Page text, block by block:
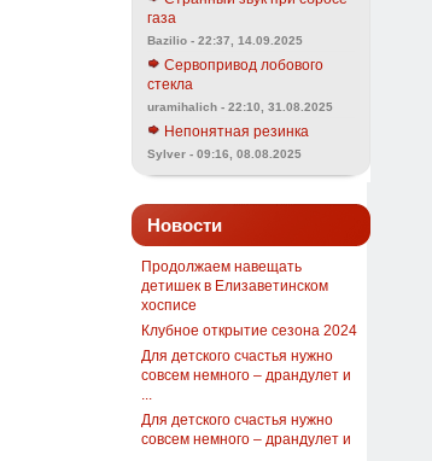
газа
Bazilio - 22:37, 14.09.2025
Сервопривод лобового
стекла
uramihalich - 22:10, 31.08.2025
Непонятная резинка
Sylver - 09:16, 08.08.2025
Новости
Продолжаем навещать
детишек в Елизаветинском
хосписе
Клубное открытие сезона 2024
Для детского счастья нужно
совсем немного – драндулет и
Для детского счастья нужно
совсем немного – драндулет и